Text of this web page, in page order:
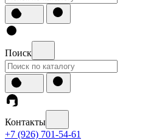
Поиск
Контакты
+7 (926) 701-54-61